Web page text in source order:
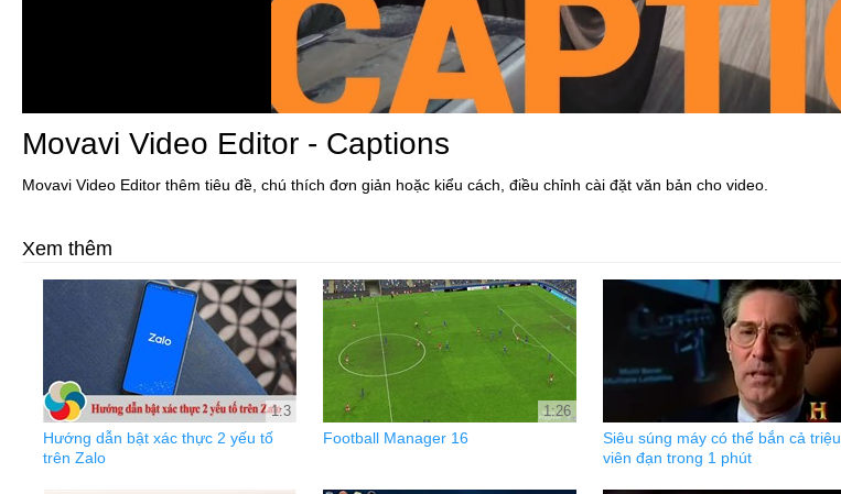
Movavi Video Editor - Captions
Movavi Video Editor thêm tiêu đề, chú thích đơn giản hoặc kiểu cách, điều chỉnh cài đặt văn bản cho video.
Xem thêm
1:3
Hướng dẫn bật xác thực 2 yếu tố
trên Zalo
1:26
Football Manager 16
Siêu súng máy có thể bắn cả triệu
viên đạn trong 1 phút